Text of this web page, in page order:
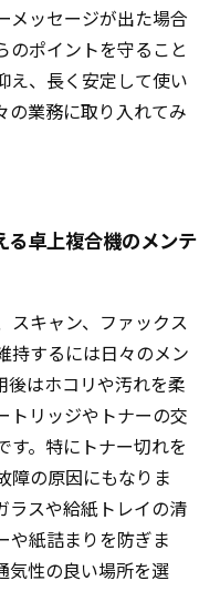
メッセージが出た場合
のポイントを守ること
え、長く安定して使い
の業務に取り入れてみ
る卓上複合機のメンテ
スキャン、ファックス
持するには日々のメン
後はホコリや汚れを柔
トリッジやトナーの交
す。特にトナー切れを
障の原因にもなりま
ラスや給紙トレイの清
や紙詰まりを防ぎま
気性の良い場所を選